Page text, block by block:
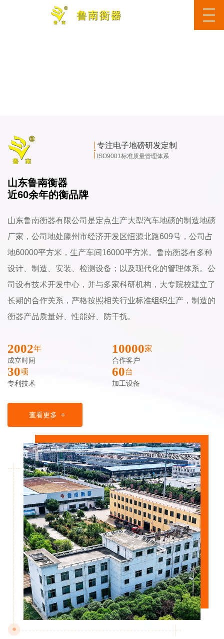
专注电子地磅研发定制
ISO9001标准质量管理体系
山东鲁南衡器
近60余年的衡品牌
山东鲁南衡器有限公司是定点生产大型汽车地磅的制造地磅
厂家，公司地处滕州市经济开发区恒源北路609号，公司占
地60000平方米，生产车间16000平方米。鲁南衡器有多种
设计、制造、安装、检测设备；以及现代化的管理体系。公
司设有技术开发中心，并与多家科研机构，大专院校建立了
长期的合作关系，严格按照相关行业标准组织生产，制造的
衡器产品质量好、性能好、防干扰。
2002
成立时间
10000
合作客户
30
专利技术
60
加工设备
查看更多 +